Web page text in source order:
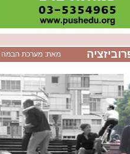
מאת: מערכת הבמה